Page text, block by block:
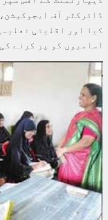
ڈائرکٹر آف
آسامیوں کو پر کرنے